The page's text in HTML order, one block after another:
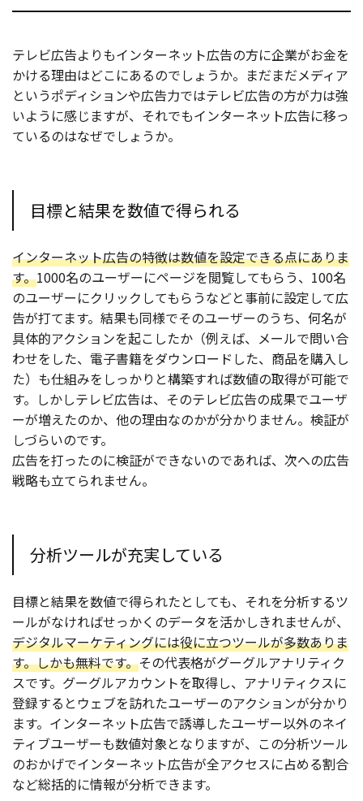
テレビ広告よりもインターネット広告の方に企業がお金を
かける理由はどこにあるのでしょうか。まだまだメディア
というポディションや広告力ではテレビ広告の方が力は強
いように感じますが、それでもインターネット広告に移っ
ているのはなぜでしょうか。
目標と結果を数値で得られる
インターネット広告の特徴は数値を設定できる点にありま
す。1000名のユーザーにページを閲覧してもらう、100名
のユーザーにクリックしてもらうなどと事前に設定して広
告が打てます。結果も同様でそのユーザーのうち、何名が
具体的アクションを起こしたか（例えば、メールで問い合
わせをした、電子書籍をダウンロードした、商品を購入し
た）も仕組みをしっかりと構築すれば数値の取得が可能で
す。しかしテレビ広告は、そのテレビ広告の成果でユーザ
ーが増えたのか、他の理由なのかが分かりません。検証が
しづらいのです。
広告を打ったのに検証ができないのであれば、次への広告
戦略も立てられません。
分析ツールが充実している
目標と結果を数値で得られたとしても、それを分析するツ
ールがなければせっかくのデータを活かしきれませんが、
デジタルマーケティングには役に立つツールが多数ありま
す。しかも無料です。その代表格がグーグルアナリティク
スです。グーグルアカウントを取得し、アナリティクスに
登録するとウェブを訪れたユーザーのアクションが分かり
ます。インターネット広告で誘導したユーザー以外のネイ
ティブユーザーも数値対象となりますが、この分析ツール
のおかげでインターネット広告が全アクセスに占める割合
など総括的に情報が分析できます。